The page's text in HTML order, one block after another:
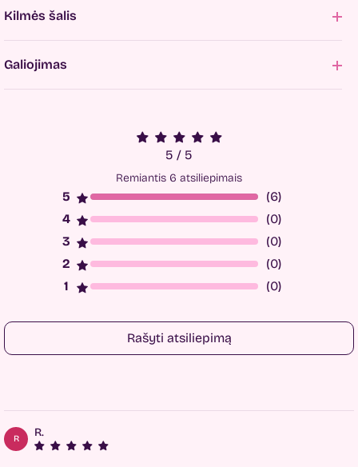
Kilmės šalis
Galiojimas
5 / 5
Remiantis 6 atsiliepimais
(6)
(0)
(0)
(0)
(0)
Rašyti atsiliepimą
R R.